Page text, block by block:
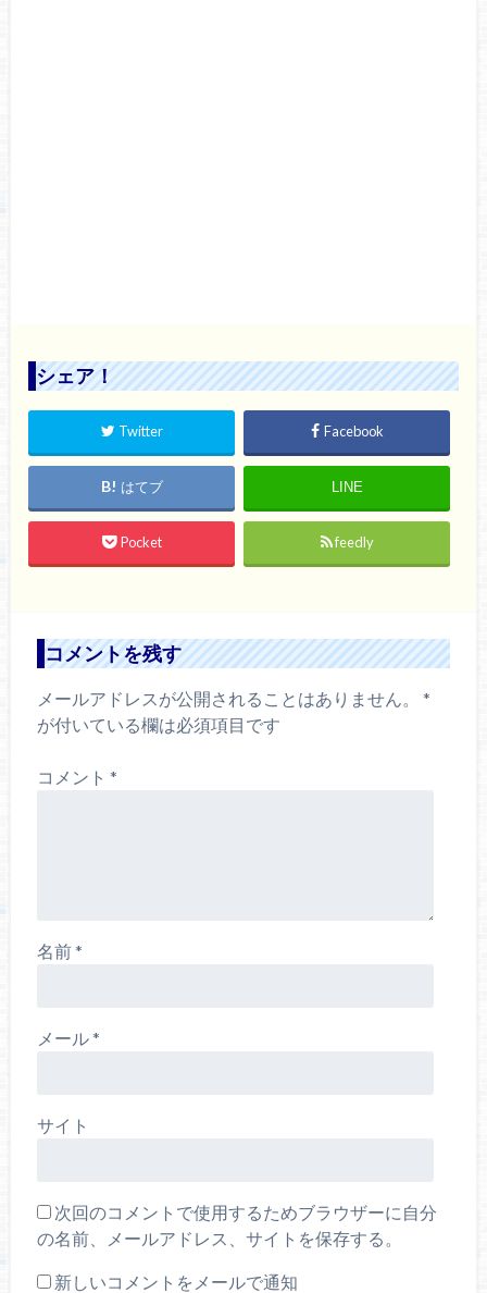
シェア！
Twitter Facebook
はてブ LINE
Pocket feedly
コメントを残す
メールアドレスが公開されることはありません。
*
が付いている欄は必須項目です
コメント *
名前*
メール*
サイト
次回のコメントで使用するためブラウザーに自分
の名前、メールアドレス、サイトを保存する。
新しいコメントをメールで通知